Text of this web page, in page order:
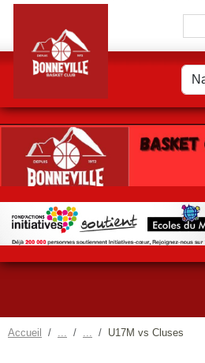
Accueil U17M vs Cluses